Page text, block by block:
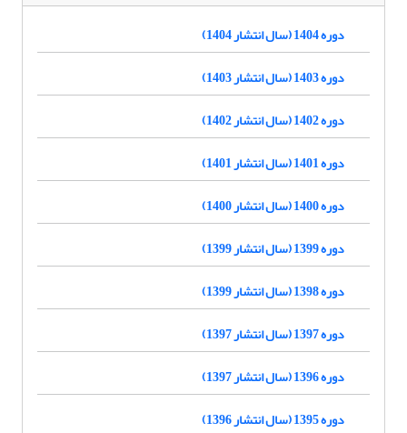
دوره 1404 (سال انتشار 1404)
دوره 1403 (سال انتشار 1403)
دوره 1402 (سال انتشار 1402)
دوره 1401 (سال انتشار 1401)
دوره 1400 (سال انتشار 1400)
دوره 1399 (سال انتشار 1399)
دوره 1398 (سال انتشار 1399)
دوره 1397 (سال انتشار 1397)
دوره 1396 (سال انتشار 1397)
دوره 1395 (سال انتشار 1396)